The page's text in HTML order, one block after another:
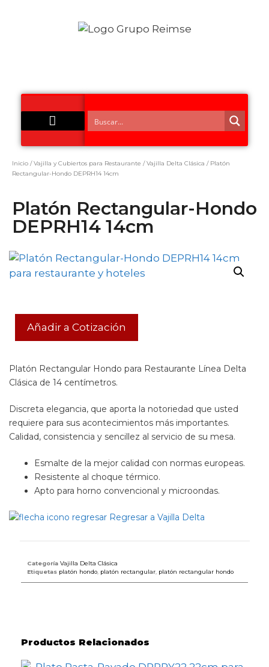
Inicio /Vajilla y Cubiertos para Restaurante /Vajilla Delta Clásica / Platón
Rectangular-Hondo DEPRH14 14cm
Platón Rectangular-Hondo
DEPRH14 14cm
Añadir a Cotización
Platón Rectangular Hondo para Restaurante Línea Delta
Clásica de 14 centímetros.
Discreta elegancia, que aporta la notoriedad que usted
requiere para sus acontecimientos más importantes.
Calidad, consistencia y sencillez al servicio de su mesa.
Esmalte de la mejor calidad con normas europeas.
Resistente al choque térmico.
Apto para horno convencional y microondas.
Regresar a Vajilla Delta
Categoría Vajilla Delta Clásica
Etiquetas platón hondo platón rectangular platón rectangular hondo
Productos Relacionados